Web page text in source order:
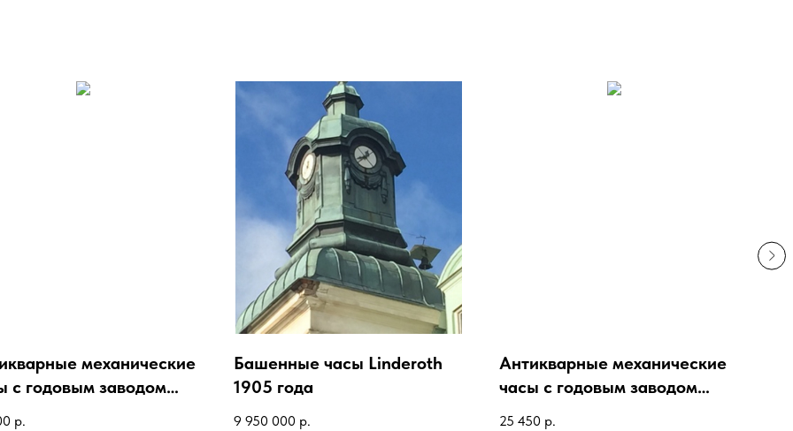
механические
с годовым заводом
р.
Башенные часы Linderoth
1905 года
9 950 000 р.
Антикварные механические
часы с годовым заводом
KUNDO
25 450 р.